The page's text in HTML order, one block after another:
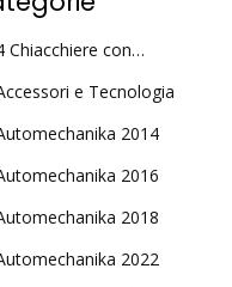
Chiacchiere con…
e Tecnologia
2014
2016
2018
2022